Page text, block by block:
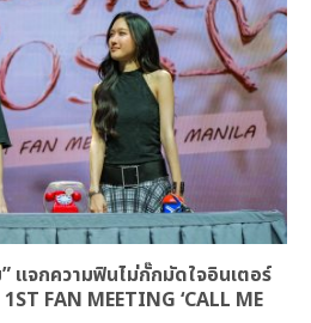
แจกความฟินไม่กั๊กมัดใจอินเตอร์
FAN MEETING ‘CALL ME